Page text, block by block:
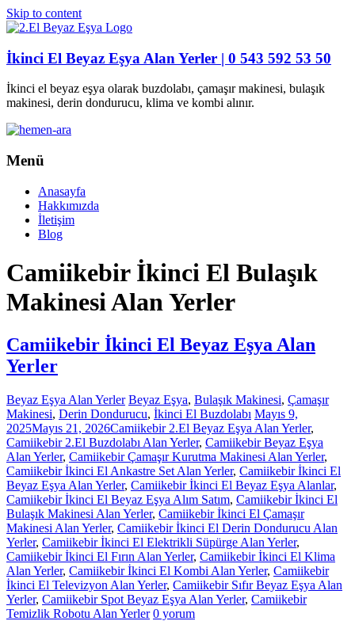
Skip to content
İkinci El Beyaz Eşya Alan Yerler | 0 543 592 53 50
İkinci el beyaz eşya olarak buzdolabı, çamaşır makinesi, bulaşık
makinesi, derin dondurucu, klima ve kombi alınır.
Menü
Anasayfa
Hakkımızda
İletişim
Blog
Camiikebir İkinci El Bulaşık
Makinesi Alan Yerler
Camiikebir İkinci El Beyaz Eşya Alan
Yerler
Beyaz Eşya Alan Yerler Beyaz Eşya, Bulaşık Makinesi, Çamaşır
Makinesi, Derin Dondurucu, İkinci El Buzdolabı Mayıs 9,
2025Mayıs 21, 2026Camiikebir 2.El Beyaz Eşya Alan Yerler,
Camiikebir 2.El Buzdolabı Alan Yerler, Camiikebir Beyaz Eşya
Alan Yerler, Camiikebir Çamaşır Kurutma Makinesi Alan Yerler,
Camiikebir İkinci El Ankastre Set Alan Yerler, Camiikebir İkinci El
Beyaz Eşya Alan Yerler, Camiikebir İkinci El Beyaz Eşya Alanlar,
Camiikebir İkinci El Beyaz Eşya Alım Satım, Camiikebir İkinci El
Bulaşık Makinesi Alan Yerler, Camiikebir İkinci El Çamaşır
Makinesi Alan Yerler, Camiikebir İkinci El Derin Dondurucu Alan
Yerler, Camiikebir İkinci El Elektrikli Süpürge Alan Yerler,
Camiikebir İkinci El Fırın Alan Yerler, Camiikebir İkinci El Klima
Alan Yerler, Camiikebir İkinci El Kombi Alan Yerler, Camiikebir
İkinci El Televizyon Alan Yerler, Camiikebir Sıfır Beyaz Eşya Alan
Yerler, Camiikebir Spot Beyaz Eşya Alan Yerler, Camiikebir
Temizlik Robotu Alan Yerler 0 yorum